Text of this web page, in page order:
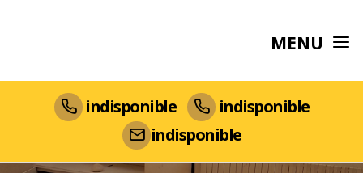
MENU
indisponible
indisponible
indisponible